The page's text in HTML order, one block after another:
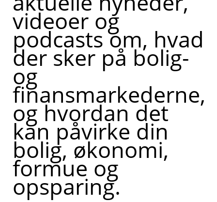
videoer og
podcasts om, hvad
der sker på bolig-
og
finansmarkederne,
og hvordan det
kan påvirke din
bolig, økonomi,
formue og
opsparing.